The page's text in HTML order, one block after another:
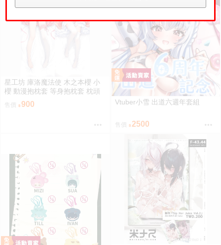
星工坊 庫洛魔法使 木之本櫻 小
櫻 動漫抱枕套 等身抱枕套 枕頭
900 Vtuber小雪 出道六週年套組
2500